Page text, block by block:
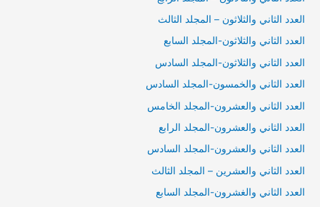
العدد الثاني والثلاثون – المجلد الثالث
العدد الثاني والثلاثون-المجلد السابع
العدد الثاني والثلاثون-المجلد السادس
العدد الثاني والخمسون-المجلد السادس
العدد الثاني والعشرون-المجلد الخامس
العدد الثاني والعشرون-المجلد الرابع
العدد الثاني والعشرون-المجلد السادس
العدد الثاني والعشرين – المجلد الثالث
العدد الثاني والغشرون-المجلد السابع